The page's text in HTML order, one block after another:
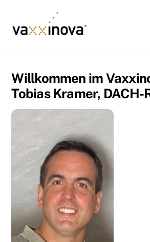
content
Willkommen im
Tobias Kramer, DACH-